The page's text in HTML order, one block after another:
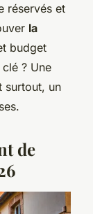
réservés et
la
budget
? Une
surtout, un
de